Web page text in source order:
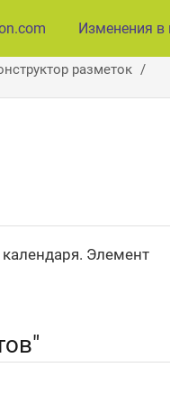
Изменения в
разметок
Элемент